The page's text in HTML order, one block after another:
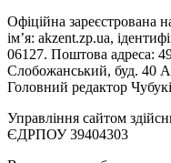
Офіційна зареєстрована
ім’я: akzent.zp.ua,
06127. Поштова адреса:
Слобожанський, буд. 40
Головний редактор
Управління сайтом
ЄДРПОУ 39404303